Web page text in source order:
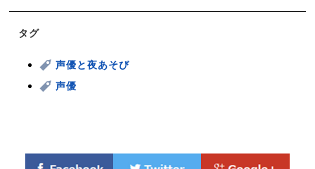
タグ
声優と夜あそび
声優